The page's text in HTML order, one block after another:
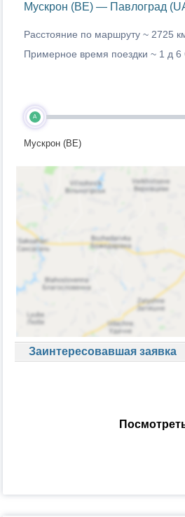
Мускрон (BE) — Павлоград
Расстояние по маршруту ~ 2725
Примерное время поездки ~ 1 д 6
A
Мускрон (BE)
Заинтересовавшая заявка